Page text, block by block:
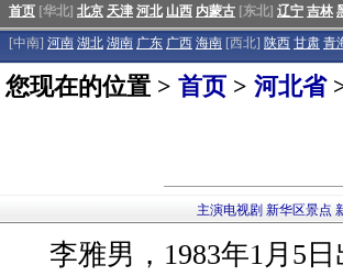
首页 [华北] 北京 天津 河北 山西 内蒙古 [东北] 辽宁 吉林
[中南] 河南 湖北 湖南 广东 广西 海南 [西北] 陕西 甘肃 青
您现在的位置 > 首页 > 河北省
主演电视剧 新华区景点
李雅男，1983年1月5